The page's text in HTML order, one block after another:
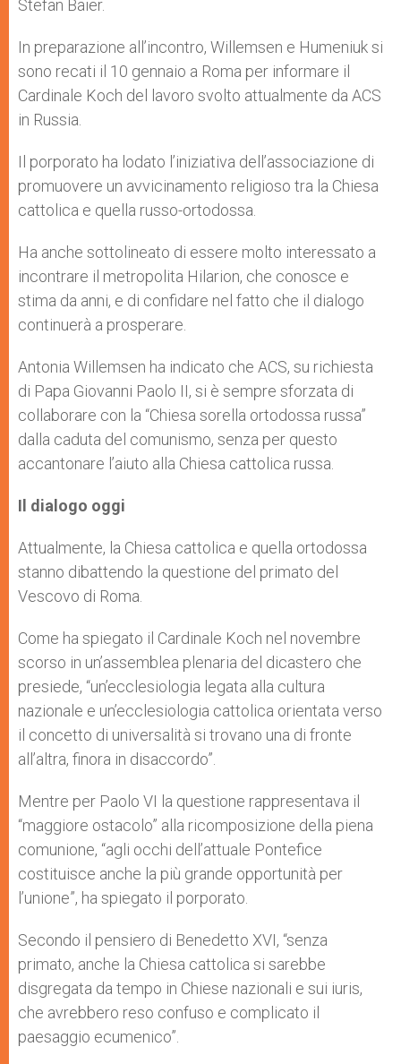
Stefan Baier.
In preparazione all’incontro, Willemsen e Humeniuk si
sono recati il 10 gennaio a Roma per informare il
Cardinale Koch del lavoro svolto attualmente da ACS
in Russia.
Il porporato ha lodato l’iniziativa dell’associazione di
promuovere un avvicinamento religioso tra la Chiesa
cattolica e quella russo-ortodossa.
Ha anche sottolineato di essere molto interessato a
incontrare il metropolita Hilarion, che conosce e
stima da anni, e di confidare nel fatto che il dialogo
continuerà a prosperare.
Antonia Willemsen ha indicato che ACS, su richiesta
di Papa Giovanni Paolo II, si è sempre sforzata di
collaborare con la “Chiesa sorella ortodossa russa”
dalla caduta del comunismo, senza per questo
accantonare l’aiuto alla Chiesa cattolica russa.
Il dialogo oggi
Attualmente, la Chiesa cattolica e quella ortodossa
stanno dibattendo la questione del primato del
Vescovo di Roma.
Come ha spiegato il Cardinale Koch nel novembre
scorso in un’assemblea plenaria del dicastero che
presiede, “un’ecclesiologia legata alla cultura
nazionale e un’ecclesiologia cattolica orientata verso
il concetto di universalità si trovano una di fronte
all’altra, finora in disaccordo”.
Mentre per Paolo VI la questione rappresentava il
“maggiore ostacolo” alla ricomposizione della piena
comunione, “agli occhi dell’attuale Pontefice
costituisce anche la più grande opportunità per
l’unione”, ha spiegato il porporato.
Secondo il pensiero di Benedetto XVI, “senza
primato, anche la Chiesa cattolica si sarebbe
disgregata da tempo in Chiese nazionali e sui iuris,
che avrebbero reso confuso e complicato il
paesaggio ecumenico”.